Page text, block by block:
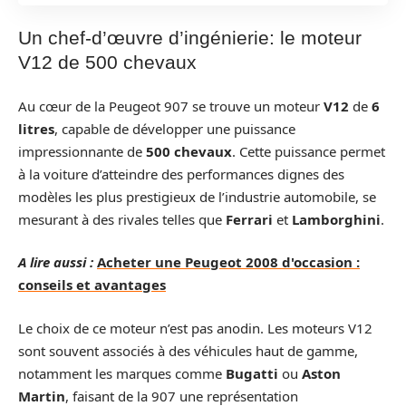
Un chef-d’œuvre d’ingénierie: le moteur
V12 de 500 chevaux
Au cœur de la Peugeot 907 se trouve un moteur V12 de 6
litres, capable de développer une puissance
impressionnante de 500 chevaux. Cette puissance permet
à la voiture d’atteindre des performances dignes des
modèles les plus prestigieux de l’industrie automobile, se
mesurant à des rivales telles que Ferrari et Lamborghini.
A lire aussi : Acheter une Peugeot 2008 d'occasion :
conseils et avantages
Le choix de ce moteur n’est pas anodin. Les moteurs V12
sont souvent associés à des véhicules haut de gamme,
notamment les marques comme Bugatti ou Aston
Martin, faisant de la 907 une représentation